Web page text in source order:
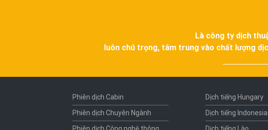
Là công ty dịch
luôn chú trọng, tâm trung vào chất lượng
Phiên dịch Cabin
Phiên dịch Chuyên Ngành
Phiên dịch Công nghệ thông
Dịch tiếng Hungary
Dịch tiếng Indonesia
Dịch tiếng Lào